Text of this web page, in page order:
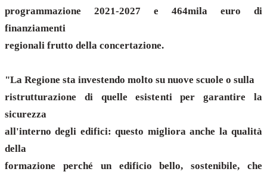
programmazione 2021-2027 e 464mila euro di
finanziamenti
regionali frutto della concertazione.
"La Regione sta investendo molto su nuove scuole o sulla
ristrutturazione di quelle esistenti per garantire la
sicurezza
all'interno degli edifici: questo migliora anche la qualità
della
formazione perché un edificio bello, sostenibile, che